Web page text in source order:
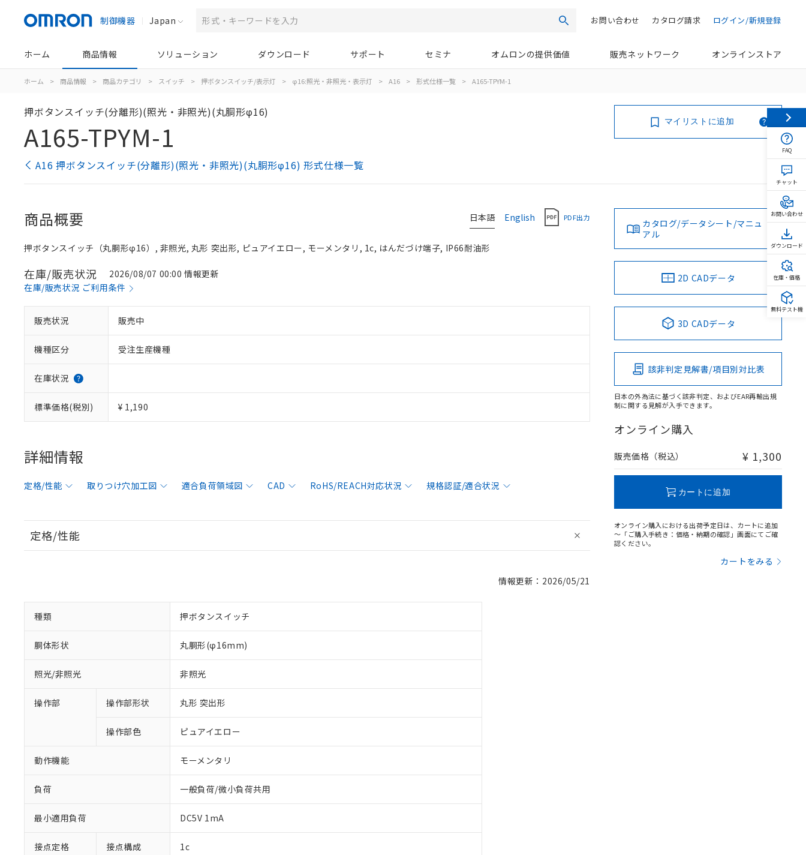
制御機器 Japan 検索 ログイン/新規登録
カタログ請求
お問い合わせ
ホーム 商品情報 ソリューション ダウンロード サポート セミナ オムロンの提供価値 販売ネットワーク オンラインストア
ホーム > 商品情報 > 商品カテゴリ > スイッチ > 押ボタンスイッチ/表示灯 > φ16:照光・非照光・表示灯 > A16 > 形式仕様一覧 > A165-TPYM-1
押ボタンスイッチ(分離形)(照光・非照光)(丸胴形φ16)
A165-TPYM-1
A16 押ボタンスイッチ(分離形)(照光・非照光)(丸胴形φ16) 形式仕様一覧
マイリストに追加
日本語 English PDF出力
商品概要
押ボタンスイッチ（丸胴形φ16）, 非照光, 丸形 突出形, ピュアイエロー, モーメンタリ, 1c, はんだづけ端子, IP66耐油形
在庫/販売状況
2026/08/07 00:00 情報更新
在庫/販売状況 ご利用条件
販売状況 販売中
機種区分 受注生産機種
在庫状況
標準価格(税別) ¥ 1,190
詳細情報
定格/性能 取りつけ穴加工図 適合負荷領域図 CAD RoHS/REACH対応状況 規格認証/適合状況
定格/性能
情報更新：2026/05/21
種類 押ボタンスイッチ
胴体形状 丸胴形(φ16mm)
照光/非照光 非照光
操作部 操作部形状 丸形 突出形
操作部色 ピュアイエロー
動作機能 モーメンタリ
負荷 一般負荷/微小負荷共用
最小適用負荷 DC5V 1mA
接点定格 接点構成 1c
カタログ/データシート/マニュ
アル
2D CADデータ
3D CADデータ
該非判定見解書/項目別対比表
日本の外為法に基づく該非判定、およびEAR再輸出規
制に関する見解が入手できます。
オンライン購入
販売価格（税込） ¥ 1,300
カートに追加
オンライン購入における出荷予定日は、カートに追加
～「ご購入手続き：価格・納期の確認」画面にてご確
認ください。
カートをみる
FAQ
チャット
お問い合わせ
ダウンロード
在庫・価格
無料テスト機